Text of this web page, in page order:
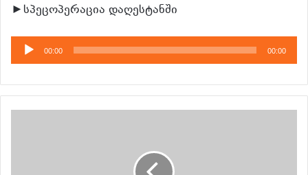
►სპეცოპერაცია დაღესტანში
აუდიო
დამკვრელი
00:00 00:00